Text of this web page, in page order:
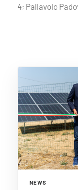
4; Pallavolo
NEWS